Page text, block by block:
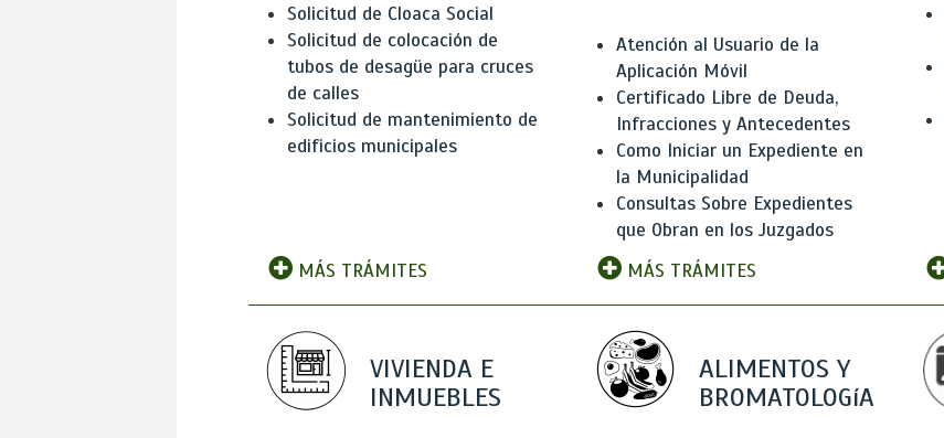
Solicitud de Cloaca Social
Solicitud de colocación de
tubos de desagüe para cruces
de calles
Solicitud de mantenimiento de
edificios municipales
MÁS TRÁMITES
Atención al Usuario de la
Aplicación Móvil
Certificado Libre de Deuda,
Infracciones y Antecedentes
Como Iniciar un Expediente en
la Municipalidad
Consultas Sobre Expedientes
que Obran en los Juzgados
MÁS TRÁMITES
VIVIENDA E
INMUEBLES
ALIMENTOS Y
BROMATOLOGíA